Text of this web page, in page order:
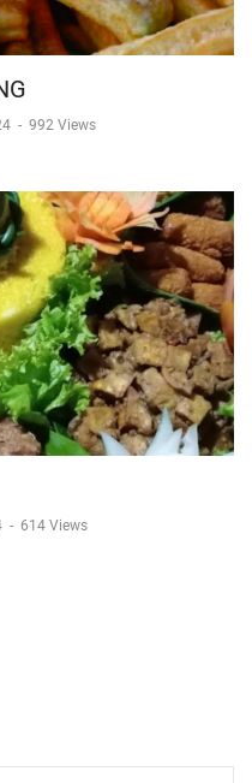
- 992 Views
- 614 Views